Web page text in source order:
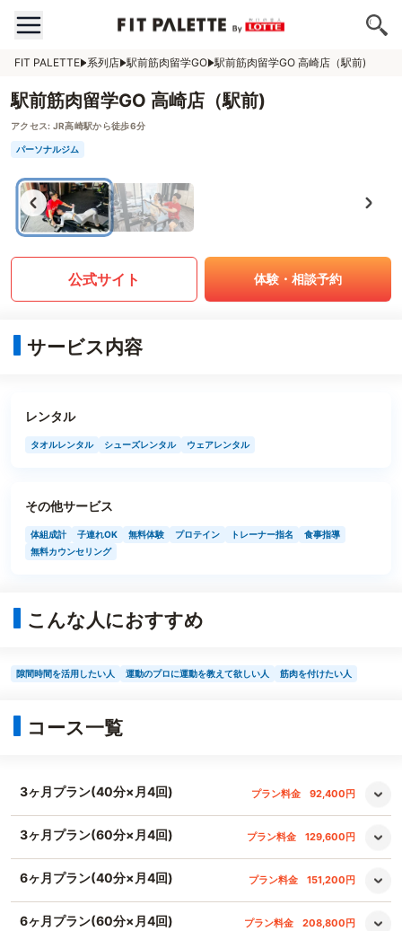
FIT PALETTE 系列店 駅前筋肉留学GO 駅前筋肉留学GO 高崎店（駅前)
駅前筋肉留学GO 高崎店（駅前)
アクセス: JR高崎駅から徒歩6分
パーソナルジム
公式サイト 体験・相談予約
サービス内容
レンタル
タオルレンタル シューズレンタル ウェアレンタル
その他サービス
体組成計 子連れOK 無料体験 プロテイン トレーナー指名
食事指導
無料カウンセリング
こんな人におすすめ
隙間時間を活用したい人 運動のプロに運動を教えて欲しい人 筋肉を付けたい人
コース一覧
3ヶ月プラン(40分×月4回) プラン料金 92,400円
3ヶ月プラン(60分×月4回) プラン料金 129,600円
6ヶ月プラン(40分×月4回) プラン料金 151,200円
6ヶ月プラン(60分×月4回) プラン料金 208,800円